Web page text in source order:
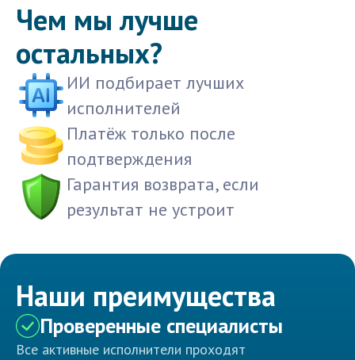
Чем мы лучше
остальных?
ИИ подбирает лучших
исполнителей
Платёж только после
подтверждения
Гарантия возврата, если
результат не устроит
Наши преимущества
Проверенные специалисты
Все активные исполнители проходят